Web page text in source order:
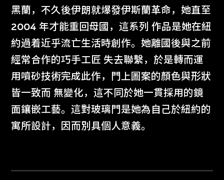
黑蘭，不久後伊朗就爆發伊斯蘭革命，她直至
2004 年才能重回母國，這系列 作品是她在紐
約過着近乎流亡生活時創作。她離國後與之前
經常合作的巧手工匠 失去聯繫，於是轉而運
用噴砂技術完成此作，門上圖案的顏色與形狀
皆一致而 無變化，這不同於她一貫採用的鏡
面鑲嵌工藝。這對玻璃門是她為自己於紐約的
寓所設計，因而別具個人意義。